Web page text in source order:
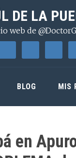
DE LA
web de
BLOG MIS
en